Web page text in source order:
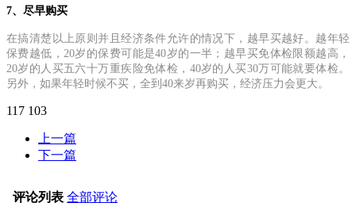
7、尽早购买
在搞清楚以上原则并且经济条件允许的情况下，越早买越好。越年轻
保费越低，20岁的保费可能是40岁的一半；越早买免体检限额越高，
20岁的人买五六十万重疾险免体检，40岁的人买30万可能就要体检。
另外，如果年轻时候不买，全到40来岁再购买，经济压力会更大。
117 103
上一篇
下一篇